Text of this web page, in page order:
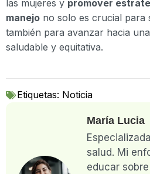
las mujeres y promover
manejo no solo es crucial para
también para avanzar hacia
saludable y equitativa.
Etiquetas: Noticia
María Lucia
salud. Mi
educar